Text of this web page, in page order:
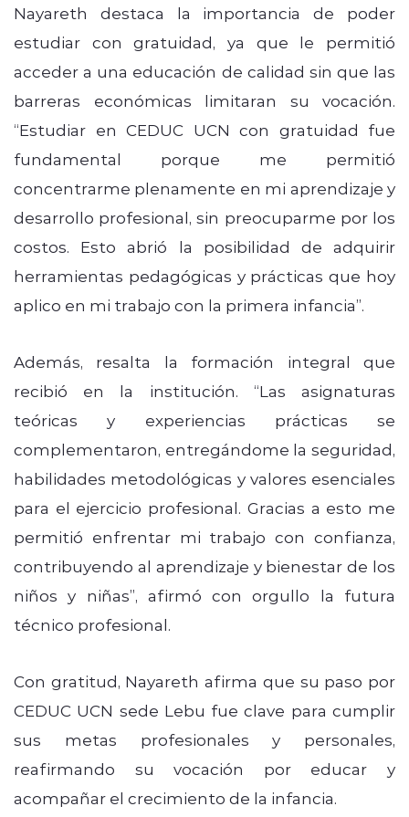
Nayareth destaca la importancia de poder
estudiar con gratuidad, ya que le permitió
acceder a una educación de calidad sin que las
barreras económicas limitaran su vocación.
“Estudiar en CEDUC UCN con gratuidad fue
fundamental porque me permitió
concentrarme plenamente en mi aprendizaje y
desarrollo profesional, sin preocuparme por los
costos. Esto abrió la posibilidad de adquirir
herramientas pedagógicas y prácticas que hoy
aplico en mi trabajo con la primera infancia”.
Además, resalta la formación integral que
recibió en la institución. “Las asignaturas
teóricas y experiencias prácticas se
complementaron, entregándome la seguridad,
habilidades metodológicas y valores esenciales
para el ejercicio profesional. Gracias a esto me
permitió enfrentar mi trabajo con confianza,
contribuyendo al aprendizaje y bienestar de los
niños y niñas”, afirmó con orgullo la futura
técnico profesional.
Con gratitud, Nayareth afirma que su paso por
CEDUC UCN sede Lebu fue clave para cumplir
sus metas profesionales y personales,
reafirmando su vocación por educar y
acompañar el crecimiento de la infancia.